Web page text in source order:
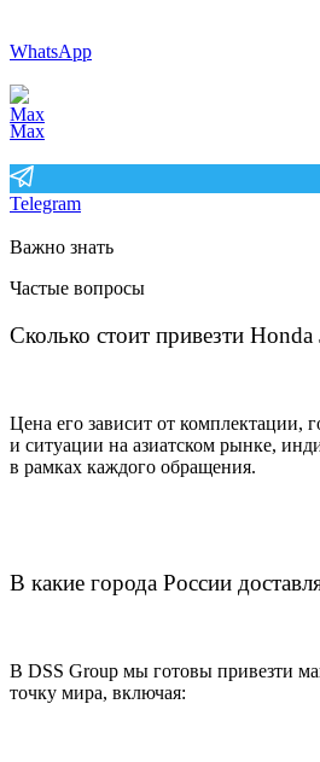
WhatsApp
Max
Telegram
Важно знать
Частые вопросы
Сколько стоит привезти Honda
Цена его зависит от комплектации,
и ситуации на азиатском рынке,
в рамках каждого обращения.
В какие города России
В DSS Group мы готовы привезти
точку мира, включая: